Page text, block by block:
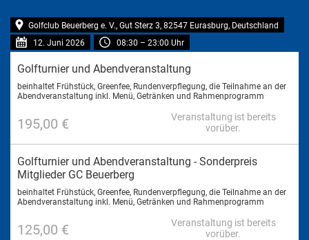
Golfclub Beuerberg e. V., Gut Sterz 3, 82547 Eurasburg, Deutschland
12. Juni 2026
08:30 – 23:00 Uhr
Golfturnier und Abendveranstaltung
beinhaltet Frühstück, Greenfee, Rundenverpflegung, die Teilnahme an der
Abendveranstaltung inkl. Menü, Getränken und Rahmenprogramm
195,00 €
Veranstaltung ist bereits
vorüber.
Golfturnier und Abendveranstaltung - Sonderpreis
Mitglieder GC Beuerberg
beinhaltet Frühstück, Greenfee, Rundenverpflegung, die Teilnahme an der
Abendveranstaltung inkl. Menü, Getränken und Rahmenprogramm
125,00 €
Veranstaltung ist bereits
vorüber.